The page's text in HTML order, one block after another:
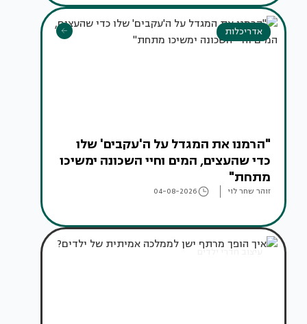
אדריכלות
"הרמנו את המגדל על ה'עקבים' שלו
כדי שהעצים, המים וחיי השכונה ימשיכו
מתחת"
זוהר שחר לוי 04-08-2026
עיצוב חדרי ילדים